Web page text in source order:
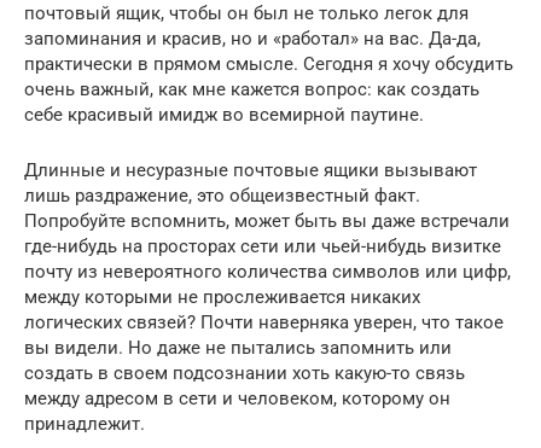
почтовый ящик, чтобы он был не только легок для
запоминания и красив, но и «работал» на вас. Да-да,
практически в прямом смысле. Сегодня я хочу обсудить
очень важный, как мне кажется вопрос: как создать
себе красивый имидж во всемирной паутине.
Длинные и несуразные почтовые ящики вызывают
лишь раздражение, это общеизвестный факт.
Попробуйте вспомнить, может быть вы даже встречали
где-нибудь на просторах сети или чьей-нибудь визитке
почту из невероятного количества символов или цифр,
между которыми не прослеживается никаких
логических связей? Почти наверняка уверен, что такое
вы видели. Но даже не пытались запомнить или
создать в своем подсознании хоть какую-то связь
между адресом в сети и человеком, которому он
принадлежит.